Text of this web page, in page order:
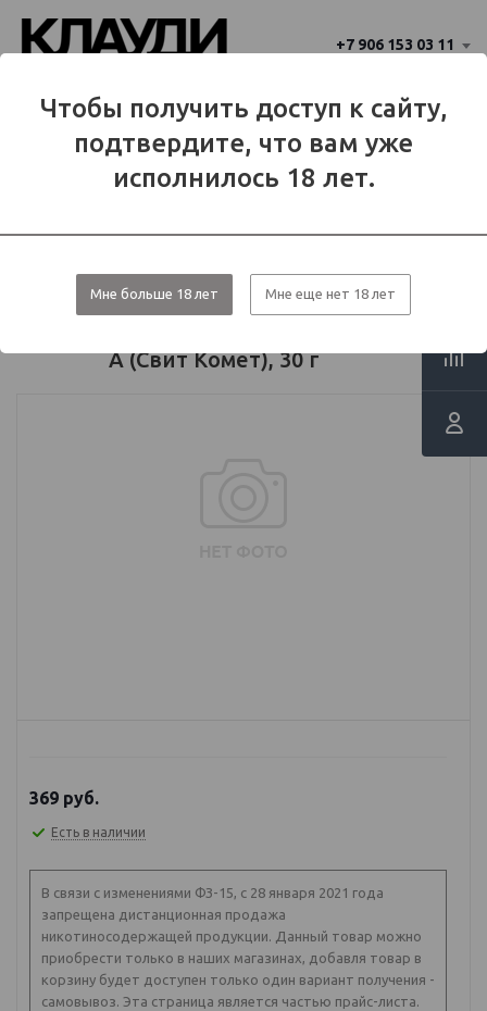
Чтобы получить доступ к сайту,
подтвердите, что вам уже
исполнилось 18 лет.
Мне больше 18 лет Мне еще нет 18 лет
+7 906 153 03 11
Балаково?
Да Нет
Балаково
A (Свит Комет), 30 г
369 руб.
Есть в наличии
В связи с изменениями ФЗ-15, с 28 января 2021 года
запрещена дистанционная продажа
никотиносодержащей продукции. Данный товар можно
приобрести только в наших магазинах, добавля товар в
корзину будет доступен только один вариант получения -
самовывоз. Эта страница является частью прайс-листа.